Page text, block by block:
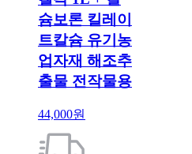
슘보론 킬레이
트칼슘 유기농
업자재 해조추
출물 전작물용
44,000원